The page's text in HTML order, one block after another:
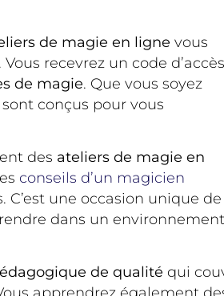
de magie en ligne vous
recevrez un code d’accès
de magie. Que vous soyez
conçus pour vous
des ateliers de magie en
conseils d’un magicien
une occasion unique de
dans un environnement
de qualité qui